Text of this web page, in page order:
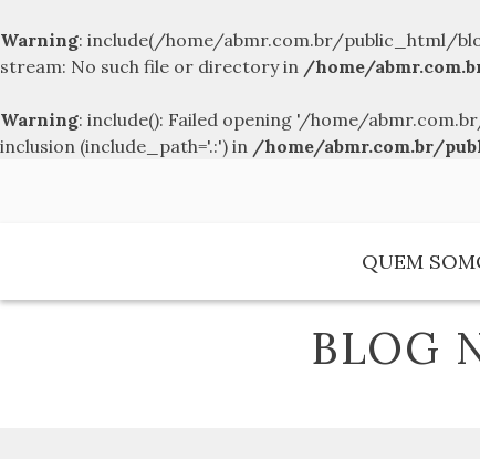
Warning: include(/home/abmr.com.br/public_html/
stream: No such file or directory in /home/
Warning: include(): Failed opening '/home/
inclusion (include_path='.:') in /home/abmr.com.br/
QUEM
BLOG